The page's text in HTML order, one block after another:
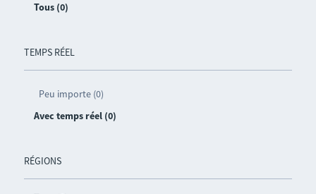
Tous (0)
TEMPS RÉEL
Peu importe (0)
Avec temps réel (0)
RÉGIONS